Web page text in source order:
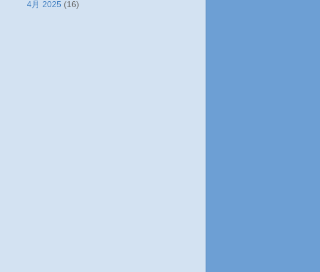
4月 2025 (16)